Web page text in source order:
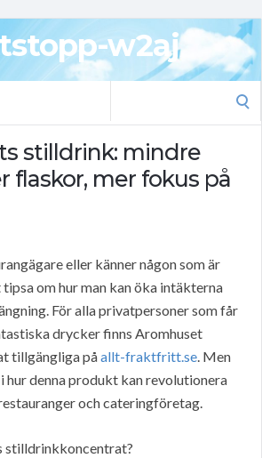
w2aj
stilldrink: mindre
flaskor, mer fokus på
eller känner någon som är
om hur man kan öka intäkterna
För alla privatpersoner som får
drycker finns Aromhuset
tillgängliga påallt-fraktfritt.se. Men
hur denna produkt kan revolutionera
och cateringföretag.
stilldrinkkoncentrat?